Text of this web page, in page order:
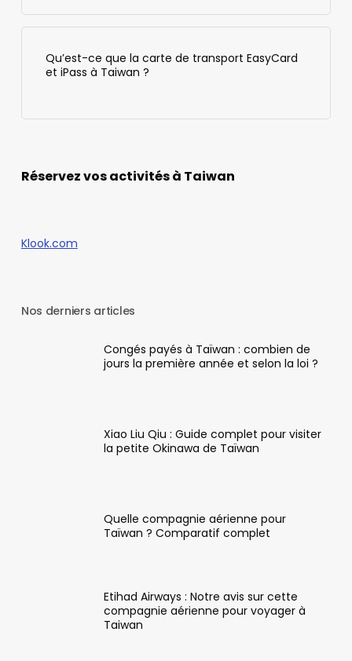
Qu’est-ce que la carte de transport EasyCard
et iPass à Taiwan ?
Réservez vos activités à Taiwan
Klook.com
Nos derniers articles
Congés payés à Taïwan : combien de
jours la première année et selon la loi ?
Xiao Liu Qiu : Guide complet pour visiter
la petite Okinawa de Taïwan
Quelle compagnie aérienne pour
Taïwan ? Comparatif complet
Etihad Airways : Notre avis sur cette
compagnie aérienne pour voyager à
Taiwan